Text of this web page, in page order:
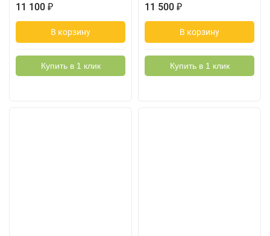
11 100 ₽
В корзину
Купить в 1 клик
11 500 ₽
В корзину
Купить в 1 клик